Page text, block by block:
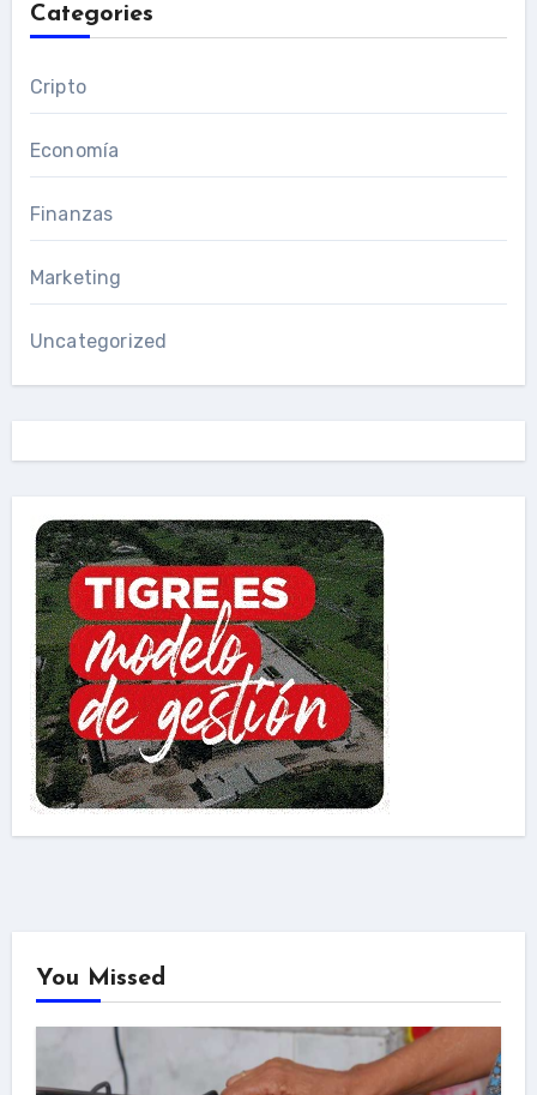
Categories
Cripto
Economía
Finanzas
Marketing
Uncategorized
You Missed